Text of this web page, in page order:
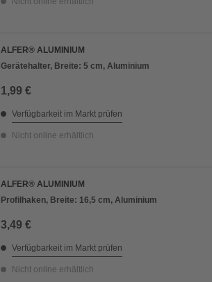
ALFER® ALUMINIUM
Gerätehalter, Breite: 5 cm, Aluminium
1,99 €
Verfügbarkeit im Markt prüfen
Nicht online erhältlich
ALFER® ALUMINIUM
Profilhaken, Breite: 16,5 cm, Aluminium
3,49 €
Verfügbarkeit im Markt prüfen
Nicht online erhältlich